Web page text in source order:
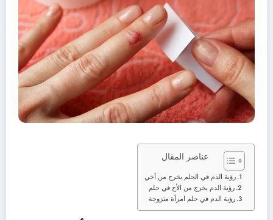
عناصر المقال
رؤية الدم في الحلم يخرج من أخي
رؤية الدم يخرج من الأخ في حلم
رؤية الدم في حلم امرأة متزوجة